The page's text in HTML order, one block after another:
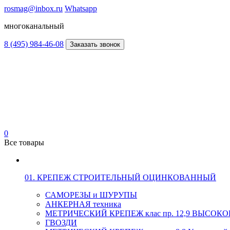
rosmag@inbox.ru Whatsapp
многоканальный
8 (495) 984-46-08 Заказать звонок
0
Все товары
01. КРЕПЕЖ СТРОИТЕЛЬНЫЙ ОЦИНКОВАННЫЙ
САМОРЕЗЫ и ШУРУПЫ
АНКЕРНАЯ техника
МЕТРИЧЕСКИЙ КРЕПЕЖ клас пр. 12,9
ГВОЗДИ